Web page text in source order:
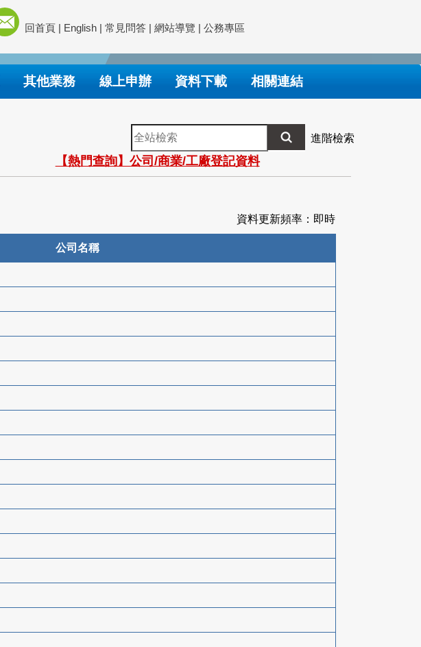
回首頁 | English | 常見問答 | 網站導覽 | 公務專區
其他業務 線上申辦 資料下載 相關連結
全
站
檢
索
進階檢索
【熱門查詢】公司/商業/工廠登記資料
資料更新頻率：即時
公司名稱